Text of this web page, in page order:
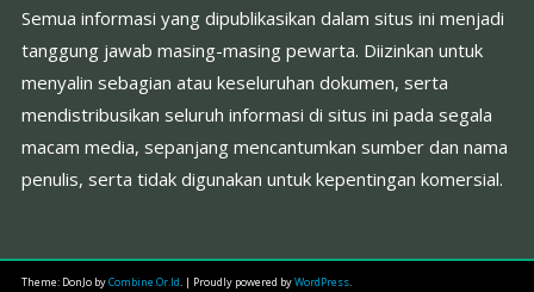
Semua informasi yang dipublikasikan dalam situs ini menjadi
tanggung jawab masing-masing pewarta. Diizinkan untuk
menyalin sebagian atau keseluruhan dokumen, serta
mendistribusikan seluruh informasi di situs ini pada segala
macam media, sepanjang mencantumkan sumber dan nama
penulis, serta tidak digunakan untuk kepentingan komersial.
Theme: DonJo byCombine.Or.Id. | Proudly powered byWordPress.